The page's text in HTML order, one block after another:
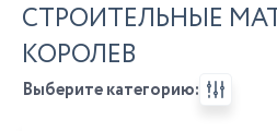
СТРОИТЕЛЬНЫЕ
КОРОЛЕВ
Выберите категорию: